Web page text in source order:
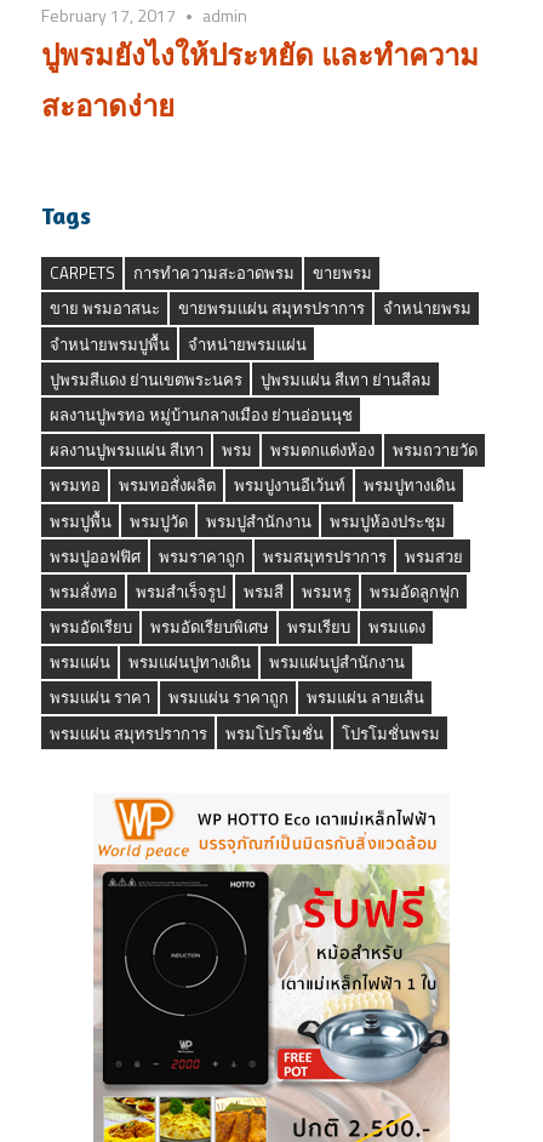
February 17, 2017 admin
ปูพรมยังไงให้ประหยัด และทำความ
สะอาดง่าย
Tags
CARPETS การทำความสะอาดพรม
ขายพรม
ขาย พรมอาสนะ
ขายพรมแผ่น สมุทรปราการ
จำหน่ายพรม
จำหน่ายพรมปูพื้น
จำหน่ายพรมแผ่น
ปูพรมสีแดง ย่านเขตพระนคร
ปูพรมแผ่น สีเทา ย่านสีลม
ผลงานปูพรทอ หมู่บ้านกลางเมือง ย่านอ่อนนุช
ผลงานปูพรมแผ่น สีเทา
พรม พรมตกแต่งห้อง
พรมถวายวัด
พรมทอ
พรมทอสั่งผลิต พรมปูงานอีเว้นท์
พรมปูทางเดิน
พรมปูพื้น
พรมปูวัด พรมปูสำนักงาน
พรมปูห้องประชุม
พรมปูออฟฟิศ
พรมราคาถูก พรมสมุทรปราการ
พรมสวย
พรมสั่งทอ
พรมสำเร็จรูป พรมสี พรมหรู
พรมอัดลูกฟูก
พรมอัดเรียบ
พรมอัดเรียบพิเศษ พรมเรียบ
พรมแดง
พรมแผ่น
พรมแผ่นปูทางเดิน
พรมแผ่นปูสำนักงาน
พรมแผ่น ราคา
พรมแผ่น ราคาถูก
พรมแผ่น ลายเส้น
พรมแผ่น สมุทรปราการ
พรมโปรโมชั่น โปรโมชั่นพรม